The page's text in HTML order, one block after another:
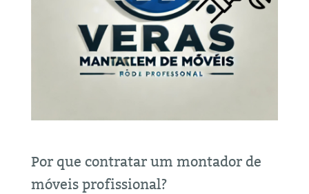
Por que contratar um montador de
móveis profissional?